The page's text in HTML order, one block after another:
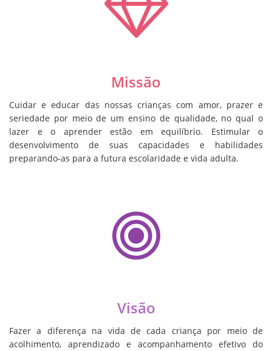
Missão
Cuidar e educar das nossas crianças com amor, prazer e
seriedade por meio de um ensino de qualidade, no qual o
lazer e o aprender estão em equilíbrio. Estimular o
desenvolvimento de suas capacidades e habilidades
preparando-as para a futura escolaridade e vida adulta.
Visão
Fazer a diferença na vida de cada criança por meio de
acolhimento, aprendizado e acompanhamento efetivo do